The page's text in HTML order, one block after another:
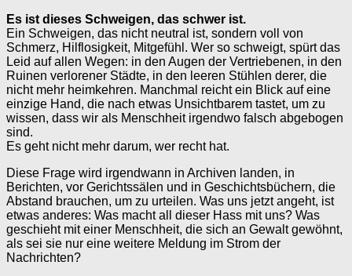
Es ist dieses Schweigen, das schwer ist.
Ein Schweigen, das nicht neutral ist, sondern voll von
Schmerz, Hilflosigkeit, Mitgefühl. Wer so schweigt, spürt das
Leid auf allen Wegen: in den Augen der Vertriebenen, in den
Ruinen verlorener Städte, in den leeren Stühlen derer, die
nicht mehr heimkehren. Manchmal reicht ein Blick auf eine
einzige Hand, die nach etwas Unsichtbarem tastet, um zu
wissen, dass wir als Menschheit irgendwo falsch abgebogen
sind.
Es geht nicht mehr darum, wer recht hat.
Diese Frage wird irgendwann in Archiven landen, in
Berichten, vor Gerichtssälen und in Geschichtsbüchern, die
Abstand brauchen, um zu urteilen. Was uns jetzt angeht, ist
etwas anderes: Was macht all dieser Hass mit uns? Was
geschieht mit einer Menschheit, die sich an Gewalt gewöhnt,
als sei sie nur eine weitere Meldung im Strom der
Nachrichten?